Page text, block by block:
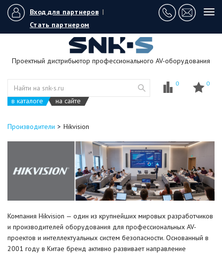
Вход для партнеров |
Стать партнером
Проектный дистрибьютор профессионального AV-оборудования
в каталоге на сайте
0 0
Производители Hikvision
Компания Hikvision — один из крупнейших мировых разработчиков
и производителей оборудования для профессиональных AV-
проектов и интеллектуальных систем безопасности. Основанный в
2001 году в Китае бренд активно развивает направление